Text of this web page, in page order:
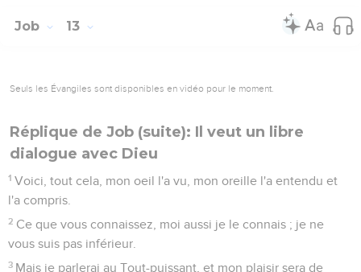
Job 13
Seuls les Évangiles sont disponibles en vidéo pour le moment.
Réplique de Job (suite): Il veut un libre
dialogue avec Dieu
1 Voici, tout cela, mon oeil l'a vu, mon oreille l'a entendu et
l'a compris.
2 Ce que vous connaissez, moi aussi je le connais ; je ne
vous suis pas inférieur.
3 Mais je parlerai au Tout-puissant, et mon plaisir sera de